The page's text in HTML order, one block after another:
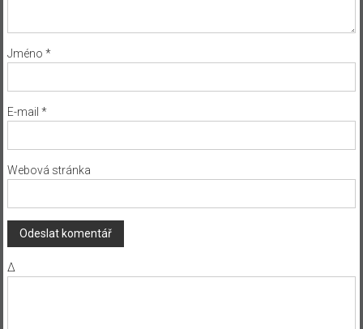
Jméno *
E-mail *
Webová stránka
Δ